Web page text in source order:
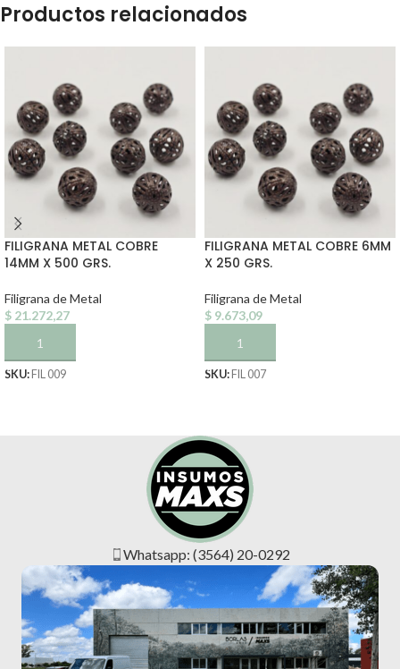
Productos relacionados
FILIGRANA METAL COBRE
14MM X 500 GRS.
Filigrana de Metal
$ 21.272,27
AÑADIR AL CARRITO
SKU: FIL 009
FILIGRANA METAL COBRE 6MM
X 250 GRS.
Filigrana de Metal
$ 9.673,09
AÑADIR AL CARRITO
SKU: FIL 007
Whatsapp: (3564) 20-0292